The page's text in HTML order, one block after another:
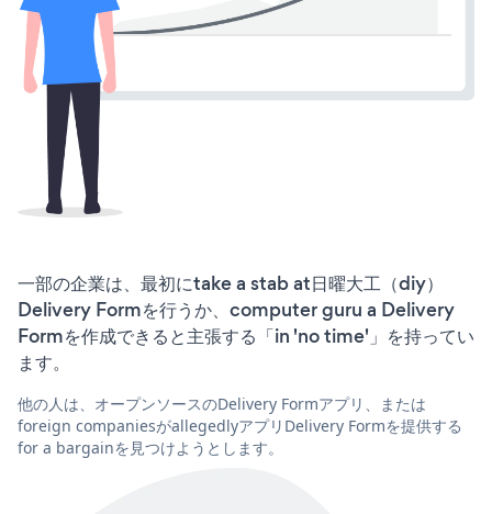
一部の企業は、最初にtake a stab at日曜大工（diy）
Delivery Formを行うか、computer guru a Delivery
Formを作成できると主張する「in 'no time'」を持ってい
ます。
他の人は、オープンソースのDelivery Formアプリ、または
foreign companiesがallegedlyアプリDelivery Formを提供する
for a bargainを見つけようとします。